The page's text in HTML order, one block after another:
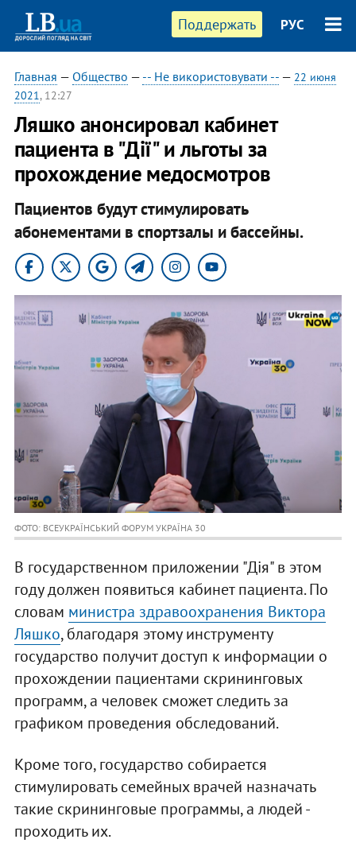
Поддержать РУС
Главная — Общество — -- Не використовувати --— 22 июня
2021, 12:27
Ляшко анонсировал кабинет
пациента в "Дії" и льготы за
прохождение медосмотров
Пациентов будут стимулировать
абонементами в спортзалы и бассейны.
ФОТО: ВСЕУКРАЇНСЬКИЙ ФОРУМ УКРАЇНА 30
В государственном приложении "Дія" в этом
году должен появиться кабинет пациента. По
словам министра здравоохранения Виктора
Ляшко, благодаря этому инструменту
государство получит доступ к информации о
прохождении пациентами скрининговых
программ, а человек сможет следить за
графиком проведения обследований.
Кроме того, государство собирается
стимулировать семейных врачей назначать
такие скрининговые программы, а людей -
проходить их.